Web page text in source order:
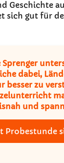
Geschichte
sich gut für
dabei,
besser zu
und
Probestunde